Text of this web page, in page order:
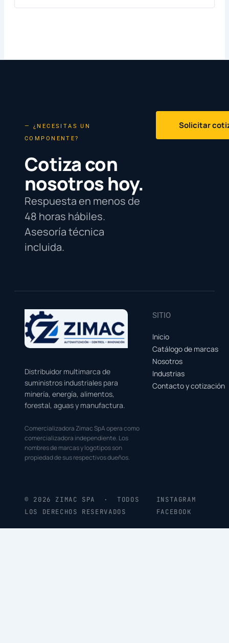
— ¿NECESITAS UN
COMPONENTE?
Cotiza con
nosotros hoy.
Respuesta en menos de
48 horas hábiles.
Asesoría técnica
incluida.
Solicitar
Distribuidor multimarca de
suministros industriales para
minería, energía, alimentos,
forestal, aguas y manufactura.
Comercializadora Zimac SpA opera como
comercializadora independiente. Los
nombres de marcas y logotipos son
propiedad de sus respectivos dueños.
SITIO
Inicio
Catálogo de marcas
Nosotros
Industrias
Contacto y cotización
© 2026 ZIMAC SPA · TODOS
LOS DERECHOS RESERVADOS
INSTAGRAM
FACEBOOK